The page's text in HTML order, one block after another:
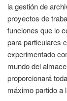
la gestión de
proyectos de
funciones que lo
para particulares
experimentado
mundo del
proporcionará
máximo partido a